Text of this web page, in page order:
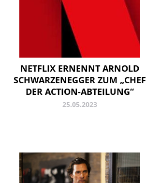
NETFLIX ERNENNT ARNOLD
SCHWARZENEGGER ZUM „CHEF
DER ACTION-ABTEILUNG“
25.05.2023